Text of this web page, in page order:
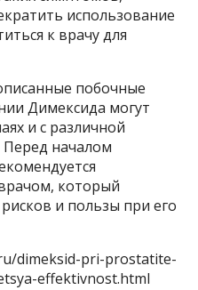
использование
к врачу для
побочные
Димексида могут
и с различной
началом
который
и пользы при его
dimeksid-pri-prostatite-
effektivnost.html